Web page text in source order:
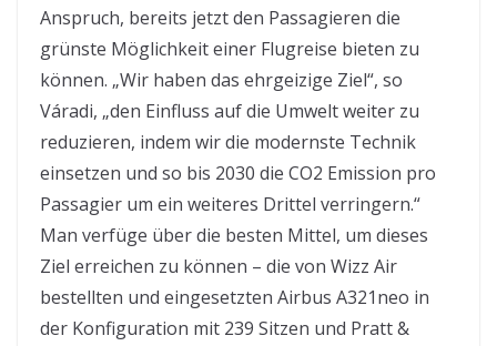
Anspruch, bereits jetzt den Passagieren die
grünste Möglichkeit einer Flugreise bieten zu
können. „Wir haben das ehrgeizige Ziel“, so
Váradi, „den Einfluss auf die Umwelt weiter zu
reduzieren, indem wir die modernste Technik
einsetzen und so bis 2030 die CO2 Emission pro
Passagier um ein weiteres Drittel verringern.“
Man verfüge über die besten Mittel, um dieses
Ziel erreichen zu können – die von Wizz Air
bestellten und eingesetzten Airbus A321neo in
der Konfiguration mit 239 Sitzen und Pratt &